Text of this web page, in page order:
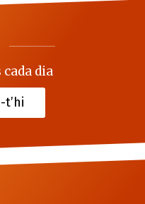
dia
t’hi